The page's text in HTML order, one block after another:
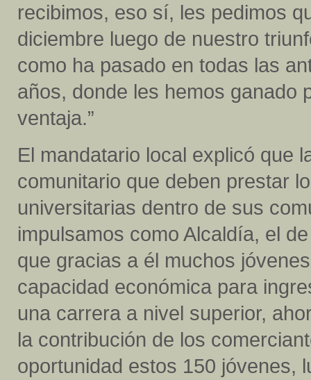
recibimos, eso sí, les pedimos
diciembre luego de nuestro
como ha pasado en todas las
años, donde les hemos ganado
ventaja.”
El mandatario local explicó que
comunitario que deben prestar
universitarias dentro de sus
impulsamos como Alcaldía, el
que gracias a él muchos
capacidad económica para
una carrera a nivel superior,
la contribución de los
oportunidad estos 150 jóvenes,